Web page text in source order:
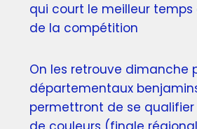
qui court le meilleur temps
de la compétition
On les retrouve dimanche
départementaux
permettront de se qualifier